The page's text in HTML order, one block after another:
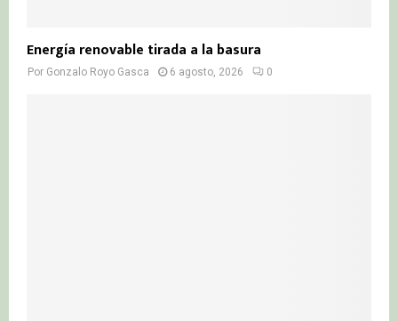
Energía renovable tirada a la basura
Por Gonzalo Royo Gasca 6 agosto, 2026 0